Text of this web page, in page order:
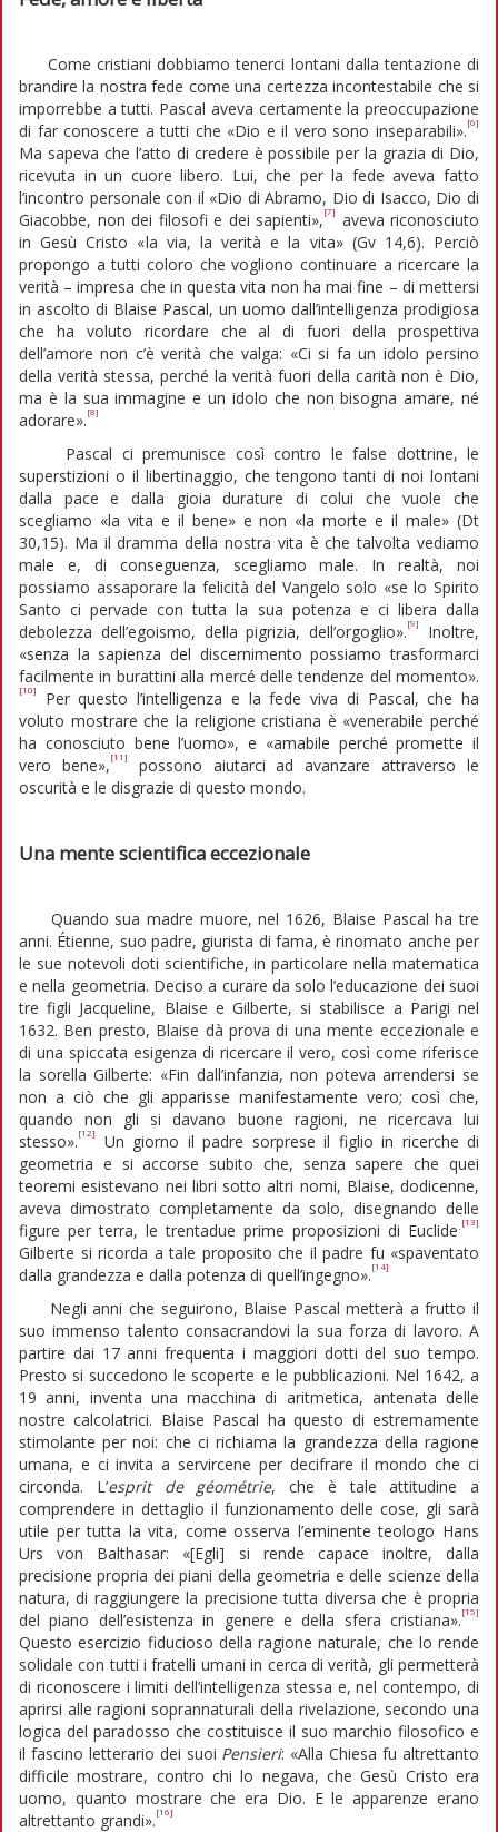
Come cristiani dobbiamo tenerci lontani dalla tentazione di
brandire la nostra fede come una certezza incontestabile che si
imporrebbe a tutti. Pascal aveva certamente la preoccupazione
di far conoscere a tutti che «Dio e il vero sono inseparabili». [6]
Ma sapeva che l’atto di credere è possibile per la grazia di Dio,
ricevuta in un cuore libero. Lui, che per la fede aveva fatto
l’incontro personale con il «Dio di Abramo, Dio di Isacco, Dio di
Giacobbe, non dei filosofi e dei sapienti», [7]
aveva riconosciuto
in Gesù Cristo «la via, la verità e la vita» (Gv 14,6). Perciò
propongo a tutti coloro che vogliono continuare a ricercare la
verità – impresa che in questa vita non ha mai fine – di mettersi
in ascolto di Blaise Pascal, un uomo dall’intelligenza prodigiosa
che ha voluto ricordare che al di fuori della prospettiva
dell’amore non c’è verità che valga: «Ci si fa un idolo persino
della verità stessa, perché la verità fuori della carità non è Dio,
ma è la sua immagine e un idolo che non bisogna amare, né
adorare». [8]
Pascal ci premunisce così contro le false dottrine, le
superstizioni o il libertinaggio, che tengono tanti di noi lontani
dalla pace e dalla gioia durature di colui che vuole che
scegliamo «la vita e il bene» e non «la morte e il male» (Dt
30,15). Ma il dramma della nostra vita è che talvolta vediamo
male e, di conseguenza, scegliamo male. In realtà, noi
possiamo assaporare la felicità del Vangelo solo «se lo Spirito
Santo ci pervade con tutta la sua potenza e ci libera dalla
debolezza dell’egoismo, della pigrizia, dell’orgoglio». [9]
Inoltre,
«senza la sapienza del discernimento possiamo trasformarci
facilmente in burattini alla mercé delle tendenze del momento».
[10]
Per questo l’intelligenza e la fede viva di Pascal, che ha
voluto mostrare che la religione cristiana è «venerabile perché
ha conosciuto bene l’uomo», e «amabile perché promette il
vero bene», [11]
possono aiutarci ad avanzare attraverso le
oscurità e le disgrazie di questo mondo.
Una mente scientifica eccezionale
Quando sua madre muore, nel 1626, Blaise Pascal ha tre
anni. Étienne, suo padre, giurista di fama, è rinomato anche per
le sue notevoli doti scientifiche, in particolare nella matematica
e nella geometria. Deciso a curare da solo l’educazione dei suoi
tre figli Jacqueline, Blaise e Gilberte, si stabilisce a Parigi nel
1632. Ben presto, Blaise dà prova di una mente eccezionale e
di una spiccata esigenza di ricercare il vero, così come riferisce
la sorella Gilberte: «Fin dall’infanzia, non poteva arrendersi se
non a ciò che gli apparisse manifestamente vero; così che,
quando non gli si davano buone ragioni, ne ricercava lui
stesso». [12]
Un giorno il padre sorprese il figlio in ricerche di
geometria e si accorse subito che, senza sapere che quei
teoremi esistevano nei libri sotto altri nomi, Blaise, dodicenne,
aveva dimostrato completamente da solo, disegnando delle
figure per terra, le trentadue prime proposizioni di Euclide. [13]
Gilberte si ricorda a tale proposito che il padre fu «spaventato
dalla grandezza e dalla potenza di quell’ingegno». [14]
Negli anni che seguirono, Blaise Pascal metterà a frutto il
suo immenso talento consacrandovi la sua forza di lavoro. A
partire dai 17 anni frequenta i maggiori dotti del suo tempo.
Presto si succedono le scoperte e le pubblicazioni. Nel 1642, a
19 anni, inventa una macchina di aritmetica, antenata delle
nostre calcolatrici. Blaise Pascal ha questo di estremamente
stimolante per noi: che ci richiama la grandezza della ragione
umana, e ci invita a servircene per decifrare il mondo che ci
circonda. L’esprit de géométrie, che è tale attitudine a
comprendere in dettaglio il funzionamento delle cose, gli sarà
utile per tutta la vita, come osserva l’eminente teologo Hans
Urs von Balthasar: «[Egli] si rende capace inoltre, dalla
precisione propria dei piani della geometria e delle scienze della
natura, di raggiungere la precisione tutta diversa che è propria
del piano dell’esistenza in genere e della sfera cristiana». [15]
Questo esercizio fiducioso della ragione naturale, che lo rende
solidale con tutti i fratelli umani in cerca di verità, gli permetterà
di riconoscere i limiti dell’intelligenza stessa e, nel contempo, di
aprirsi alle ragioni soprannaturali della rivelazione, secondo una
logica del paradosso che costituisce il suo marchio filosofico e
il fascino letterario dei suoi Pensieri: «Alla Chiesa fu altrettanto
difficile mostrare, contro chi lo negava, che Gesù Cristo era
uomo, quanto mostrare che era Dio. E le apparenze erano
altrettanto grandi». [16]